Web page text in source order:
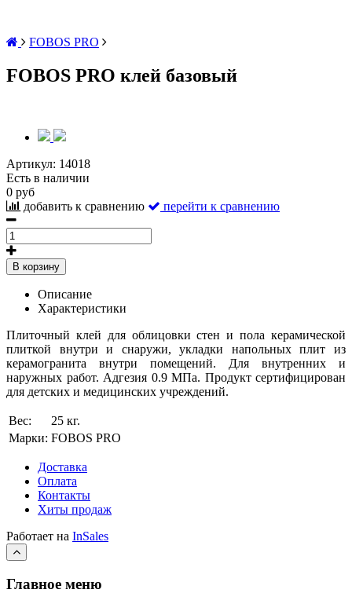
FOBOS PRO
FOBOS PRO клей базовый
Артикул: 14018
Есть в наличии
0 руб
добавить к сравнению
перейти к сравнению
В корзину
Описание
Характеристики
Плиточный клей для облицовки стен и пола керамической
плиткой внутри и снаружи, укладки напольных плит из
керамогранита внутри помещений. Для внутренних и
наружных работ. Адгезия 0.9 МПа. Продукт сертифицирован
для детских и медицинских учреждений.
Вес:
25 кг.
Марки: FOBOS PRO
Доставка
Оплата
Контакты
Хиты продаж
Работает на InSales
Главное меню